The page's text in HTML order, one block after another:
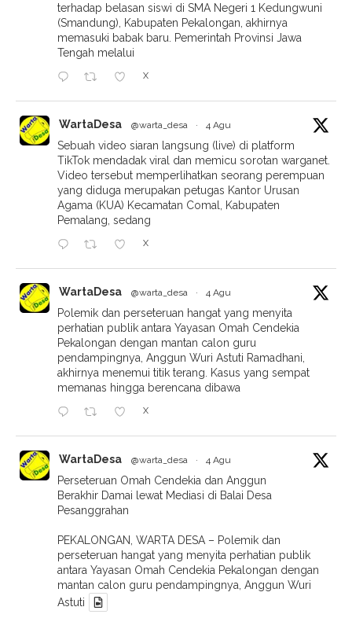
terhadap belasan siswi di SMA Negeri 1 Kedungwuni
(Smandung), Kabupaten Pekalongan, akhirnya
memasuki babak baru. Pemerintah Provinsi Jawa
Tengah melalui
X
WartaDesa @warta_desa · 4 Agu
Sebuah video siaran langsung (live) di platform
TikTok mendadak viral dan memicu sorotan warganet.
Video tersebut memperlihatkan seorang perempuan
yang diduga merupakan petugas Kantor Urusan
Agama (KUA) Kecamatan Comal, Kabupaten
Pemalang, sedang
X
WartaDesa @warta_desa · 4 Agu
Polemik dan perseteruan hangat yang menyita
perhatian publik antara Yayasan Omah Cendekia
Pekalongan dengan mantan calon guru
pendampingnya, Anggun Wuri Astuti Ramadhani,
akhirnya menemui titik terang. Kasus yang sempat
memanas hingga berencana dibawa
X
WartaDesa @warta_desa · 4 Agu
Perseteruan Omah Cendekia dan Anggun
Berakhir Damai lewat Mediasi di Balai Desa
Pesanggrahan
PEKALONGAN, WARTA DESA – Polemik dan
perseteruan hangat yang menyita perhatian publik
antara Yayasan Omah Cendekia Pekalongan dengan
mantan calon guru pendampingnya, Anggun Wuri
Astuti